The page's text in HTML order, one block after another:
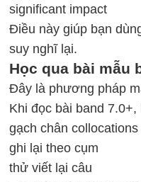
significant impact
Điều này giúp bạn
suy nghĩ lại.
Học qua bài mẫu
Đây là phương pháp
Khi đọc bài band 7.0+,
gạch chân collocations
ghi lại theo cụm
thử viết lại câu